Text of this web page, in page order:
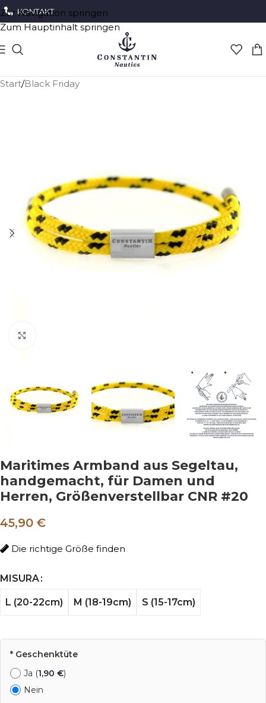
Zur Navigation springen
Zum Hauptinhalt springen
KONTAKT
Start/Black Friday
Maritimes Armband aus Segeltau,
handgemacht, für Damen und
Herren, Größenverstellbar CNR #20
45,90 €
Die richtige Größe finden
MISURA
L (20-22cm) M (18-19cm) S (15-17cm)
* Geschenktüte
Ja (1,90 €)
Nein